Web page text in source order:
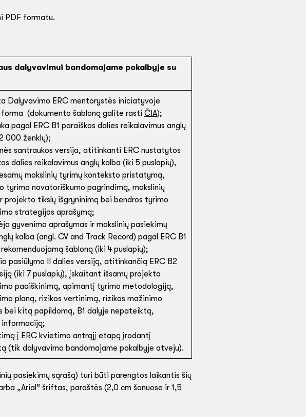
PDF formatu.
dalyvavimui bandomajame pokalbyje su
Dalyvavimo ERC mentorystės iniciatyvoje
forma (dokumento šabloną galite rasti ČIA);
pagal ERC B1 paraiškos dalies reikalavimus anglų
000 ženklų);
santraukos versija, atitinkanti ERC nustatytos
dalies reikalavimus anglų kalba (iki 5 puslapių),
mokslinių tyrimų konteksto pristatymą,
tyrimo novatoriškumo pagrindimą, mokslinių
projekto tikslų išgryninimą bei bendros tyrimo
strategijos aprašymą;
gyvenimo aprašymas ir mokslinių pasiekimų
kalba (angl. CV and Track Record) pagal ERC B1
šabloną (iki 4 puslapių);
pasiūlymo II dalies versiją, atitinkančią ERC B2
(iki 7 puslapių), įskaitant išsamų projekto
paaiškinimą, apimantį tyrimo metodologiją,
planą, rizikos vertinimą, rizikos mažinimo
bei kitą papildomą, B1 dalyje nepateiktą,
informaciją;
į ERC kvietimo antrąjį etapą įrodantį
(tik dalyvavimo bandomajame pokalbyje atveju).
pasiekimų sąrašą) turi būti parengtos laikantis šių
„Arial“ šriftas, paraštės (2,0 cm šonuose ir 1,5